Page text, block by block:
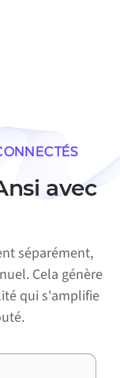
avec
séparément,
Cela génère
qui s'amplifie